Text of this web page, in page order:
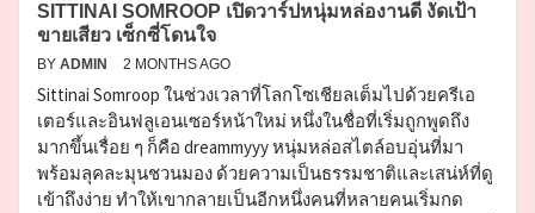
SITTINAI SOMROOP เปิดวาร์ปหนุ่มหล่องานดี งัดเป้า
ขายเสียว เซ็กซี่โดนใจ
BY ADMIN 2 MONTHS AGO
Sittinai Somroop ในช่วงเวลาที่โลกโซเชียลเต็มไปด้วยครีเอ
เตอร์และอินฟลูเอนเซอร์หน้าใหม่ หนึ่งในชื่อที่เริ่มถูกพูดถึง
มากขึ้นเรื่อย ๆ ก็คือ dreammyyy หนุ่มหล่อสไตล์อบอุ่นที่มา
พร้อมลุคละมุนชวนมอง ด้วยความเป็นธรรมชาติและเสน่ห์ที่ดู
เข้าถึงง่าย ทำให้เขากลายเป็นอีกหนึ่งคนที่หลายคนเริ่มกด